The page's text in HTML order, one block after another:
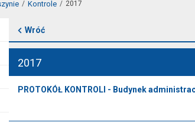
Kontrole 2017
Wróć
2017
PROTOKÓŁ KONTROLI - Budynek